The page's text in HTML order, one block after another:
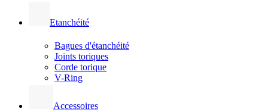
Etanchéité
Bagues d'étanchéité
Joints toriques
Corde torique
V-Ring
Accessoires